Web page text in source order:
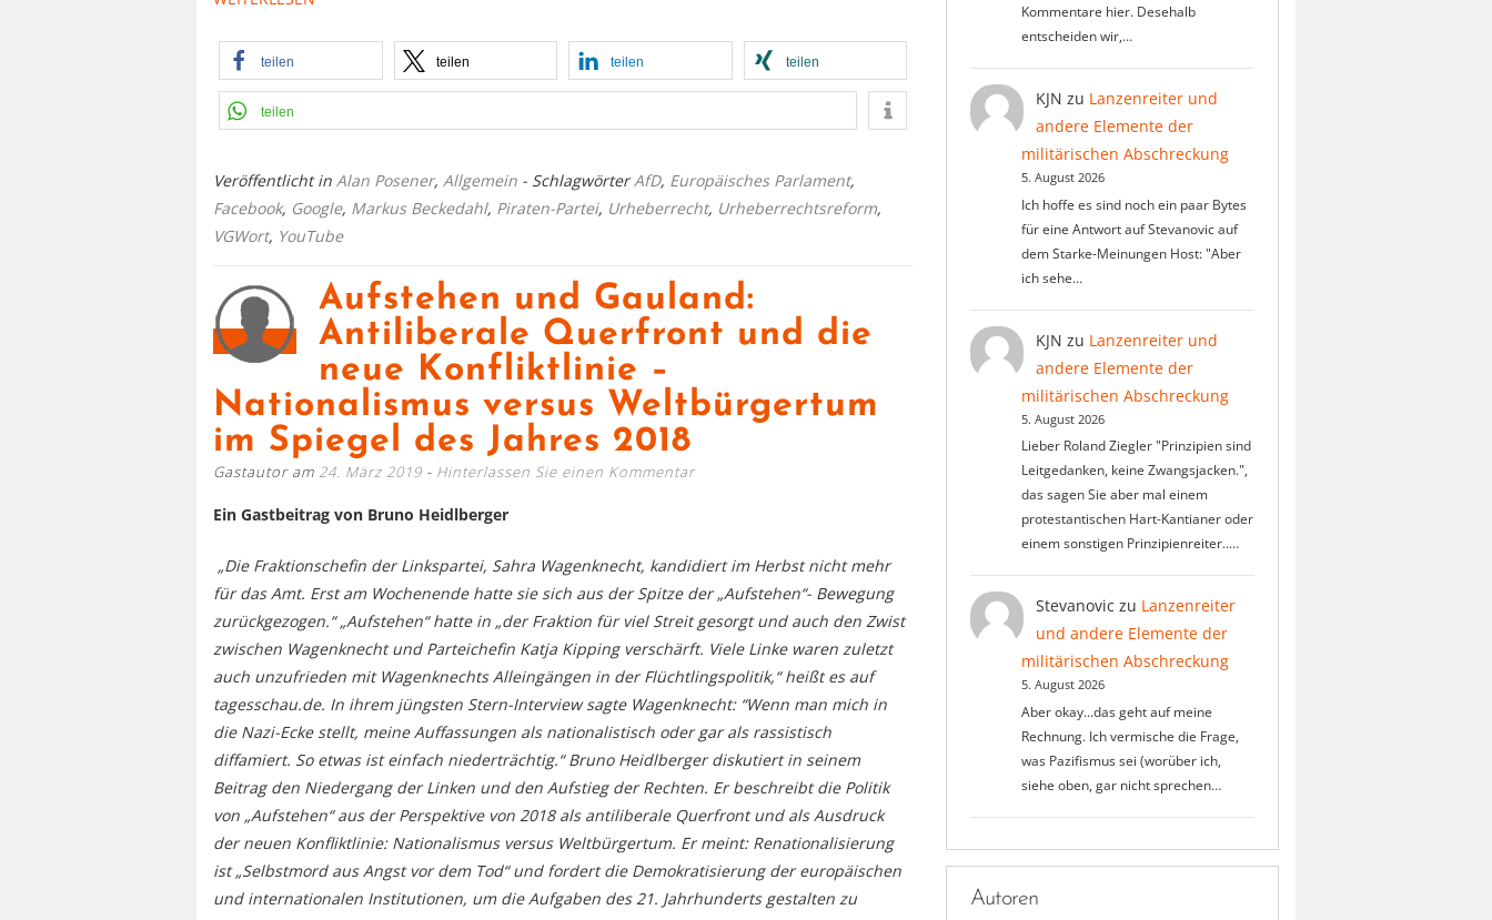
teilen teilen teilen teilen
teilen
Veröffentlicht in Alan Posener, Allgemein - SchlagwörterAfD, Europäisches Parlament,
Facebook, Google, Markus Beckedahl, Piraten-Partei, Urheberrecht, Urheberrechtsreform,
VGWort, YouTube
Aufstehen und Gauland:
Antiliberale Querfront und die
neue Konfliktlinie –
Nationalismus versus Weltbürgertum
im Spiegel des Jahres 2018
Gastautor am 24. März 2019 Hinterlassen Sie einen Kommentar
Ein Gastbeitrag von Bruno Heidlberger
„Die Fraktionschefin der Linkspartei, Sahra Wagenknecht, kandidiert im Herbst nicht mehr
für das Amt. Erst am Wochenende hatte sie sich aus der Spitze der „Aufstehen“- Bewegung
zurückgezogen.“ „Aufstehen“ hatte in „der Fraktion für viel Streit gesorgt und auch den Zwist
zwischen Wagenknecht und Parteichefin Katja Kipping verschärft. Viele Linke waren zuletzt
auch unzufrieden mit Wagenknechts Alleingängen in der Flüchtlingspolitik,“ heißt es auf
tagesschau.de. In ihrem jüngsten Stern-Interview sagte Wagenknecht: “Wenn man mich in
die Nazi-Ecke stellt, meine Auffassungen als nationalistisch oder gar als rassistisch
diffamiert. So etwas ist einfach niederträchtig.“ Bruno Heidlberger diskutiert in seinem
Beitrag den Niedergang der Linken und den Aufstieg der Rechten. Er beschreibt die Politik
von „Aufstehen“ aus der Perspektive von 2018 als antiliberale Querfront und als Ausdruck
der neuen Konfliktlinie: Nationalismus versus Weltbürgertum. Er meint: Renationalisierung
ist „Selbstmord aus Angst vor dem Tod“ und fordert die Demokratisierung der europäischen
und internationalen Institutionen, um die Aufgaben des 21. Jahrhunderts gestalten zu
Kommentare hier. Desehalb
entscheiden wir,…
KJN zu Lanzenreiter und
andere Elemente der
militärischen Abschreckung
5. August 2026
Ich hoffe es sind noch ein paar Bytes
für eine Antwort auf Stevanovic auf
dem Starke-Meinungen Host: "Aber
ich sehe…
KJN zu Lanzenreiter und
andere Elemente der
militärischen Abschreckung
5. August 2026
Lieber Roland Ziegler "Prinzipien sind
Leitgedanken, keine Zwangsjacken.",
das sagen Sie aber mal einem
protestantischen Hart-Kantianer oder
einem sonstigen Prinzipienreiter..…
Stevanovic zu Lanzenreiter
und andere Elemente der
militärischen Abschreckung
5. August 2026
Aber okay...das geht auf meine
Rechnung. Ich vermische die Frage,
was Pazifismus sei (worüber ich,
siehe oben, gar nicht sprechen…
Autoren